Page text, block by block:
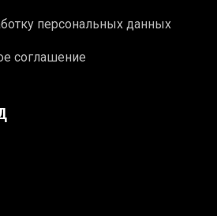
персональных данных
соглашение